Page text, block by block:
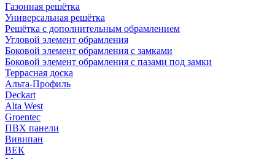
Газонная решётка
Универсальная решётка
Решётка с дополнительным обрамлением
Угловой элемент обрамления
Боковой элемент обрамления с замками
Боковой элемент обрамления с пазами под замки
Террасная доска
Альта-Профиль
Deckart
Alta West
Groentec
ПВХ панели
Вивипан
ВЕК